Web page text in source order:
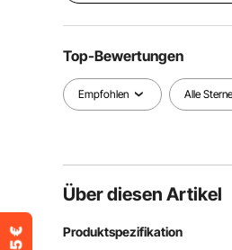
Top-Bewertungen
Empfohlen Alle Sterne
Über diesen Artikel
Produktspezifikation